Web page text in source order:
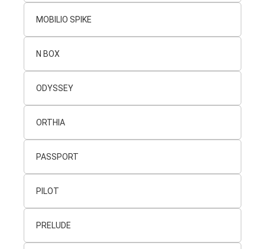
MOBILIO SPIKE
N BOX
ODYSSEY
ORTHIA
PASSPORT
PILOT
PRELUDE